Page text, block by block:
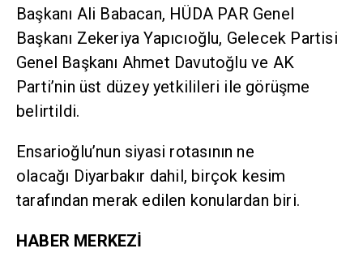
Başkanı Ali Babacan, HÜDA PAR Genel
Başkanı Zekeriya Yapıcıoğlu, Gelecek Partisi
Genel Başkanı Ahmet Davutoğlu ve AK
Parti’nin üst düzey yetkilileri ile görüşme
belirtildi.
Ensarioğlu’nun siyasi rotasının ne
olacağı Diyarbakır dahil, birçok kesim
tarafından merak edilen konulardan biri.
HABER MERKEZİ